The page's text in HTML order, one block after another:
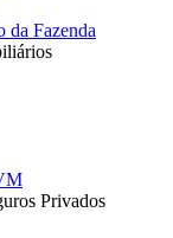
da Fazenda
Privados